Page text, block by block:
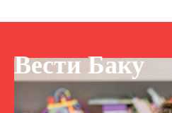
Вести Баку